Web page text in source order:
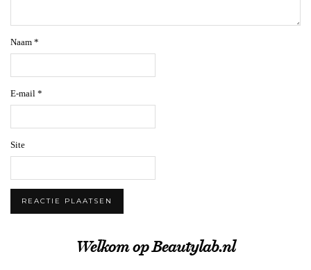
Naam *
E-mail *
Site
Welkom op Beautylab.nl